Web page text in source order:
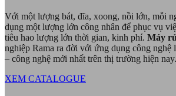
Với một lượng bát, đĩa, xoong, nồi lớn, mỗi
dụng một lượng lớn công nhân để phục vụ
tiêu hao lượng lớn thời gian, kinh phí. Máy
nghiệp Rama ra đời với ứng dụng công nghệ
– công nghệ mới nhất trên thị trường hiện nay.
XEM CATALOGUE